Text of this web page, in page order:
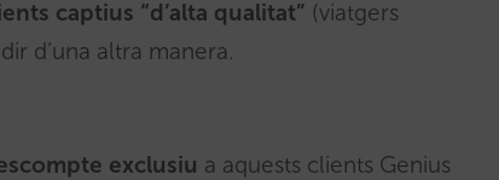
captius “d’alta qualitat” (viatgers
d’una altra manera.
exclusiu a aquests clients Genius